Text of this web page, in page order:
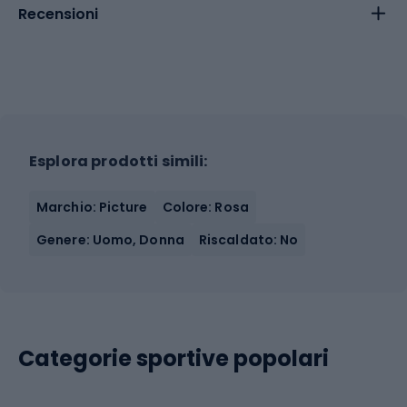
Recensioni
Esplora prodotti simili:
Marchio: Picture
Colore: Rosa
Genere: Uomo, Donna
Riscaldato: No
Categorie sportive popolari